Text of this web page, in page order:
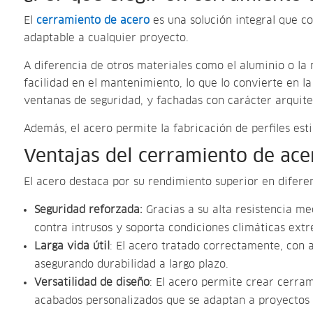
El cerramiento de acero es una solución integral que
adaptable a cualquier proyecto.
A diferencia de otros materiales como el aluminio o
facilidad en el mantenimiento, lo que lo convierte en
ventanas de seguridad, y fachadas con carácter
Además, el acero permite la fabricación de perfiles
Ventajas del cerramiento de
El acero destaca por su rendimiento superior en
Seguridad reforzada: Gracias a su alta resistencia
contra intrusos y soporta condiciones climáticas
Larga vida útil : El acero tratado correctamente, con
asegurando durabilidad a largo plazo.
Versatilidad de diseño: El acero permite crear
acabados personalizados que se adaptan a